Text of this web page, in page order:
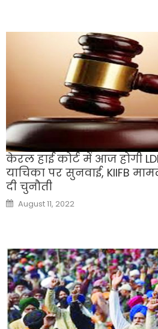
केरल हाई कोर्ट में आज होगी
याचिका पर सुनवाई, KIIFB
दी चुनौती
Posted
on
August 11, 2022